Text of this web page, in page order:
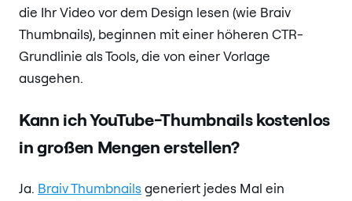
die Ihr Video vor dem Design lesen (wie Braiv
Thumbnails), beginnen mit einer höheren CTR-
Grundlinie als Tools, die von einer Vorlage
ausgehen.
Kann ich YouTube-Thumbnails kostenlos
in großen Mengen erstellen?
Ja. Braiv Thumbnailsgeneriert jedes Mal ein